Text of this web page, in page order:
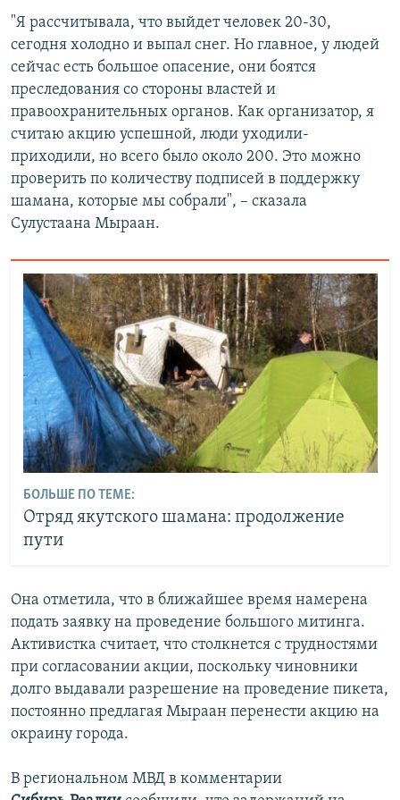
"Я рассчитывала, что выйдет человек 20-30,
сегодня холодно и выпал снег. Но главное, у людей
сейчас есть большое опасение, они боятся
преследования со стороны властей и
правоохранительных органов. Как организатор, я
считаю акцию успешной, люди уходили-
приходили, но всего было около 200. Это можно
проверить по количеству подписей в поддержку
шамана, которые мы собрали", – сказала
Сулустаана Мыраан.
БОЛЬШЕ ПО ТЕМЕ:
Отряд якутского шамана: продолжение
пути
Она отметила, что в ближайшее время намерена
подать заявку на проведение большого митинга.
Активистка считает, что столкнется с трудностями
при согласовании акции, поскольку чиновники
долго выдавали разрешение на проведение пикета,
постоянно предлагая Мыраан перенести акцию на
окраину города.
В региональном МВД в комментарии